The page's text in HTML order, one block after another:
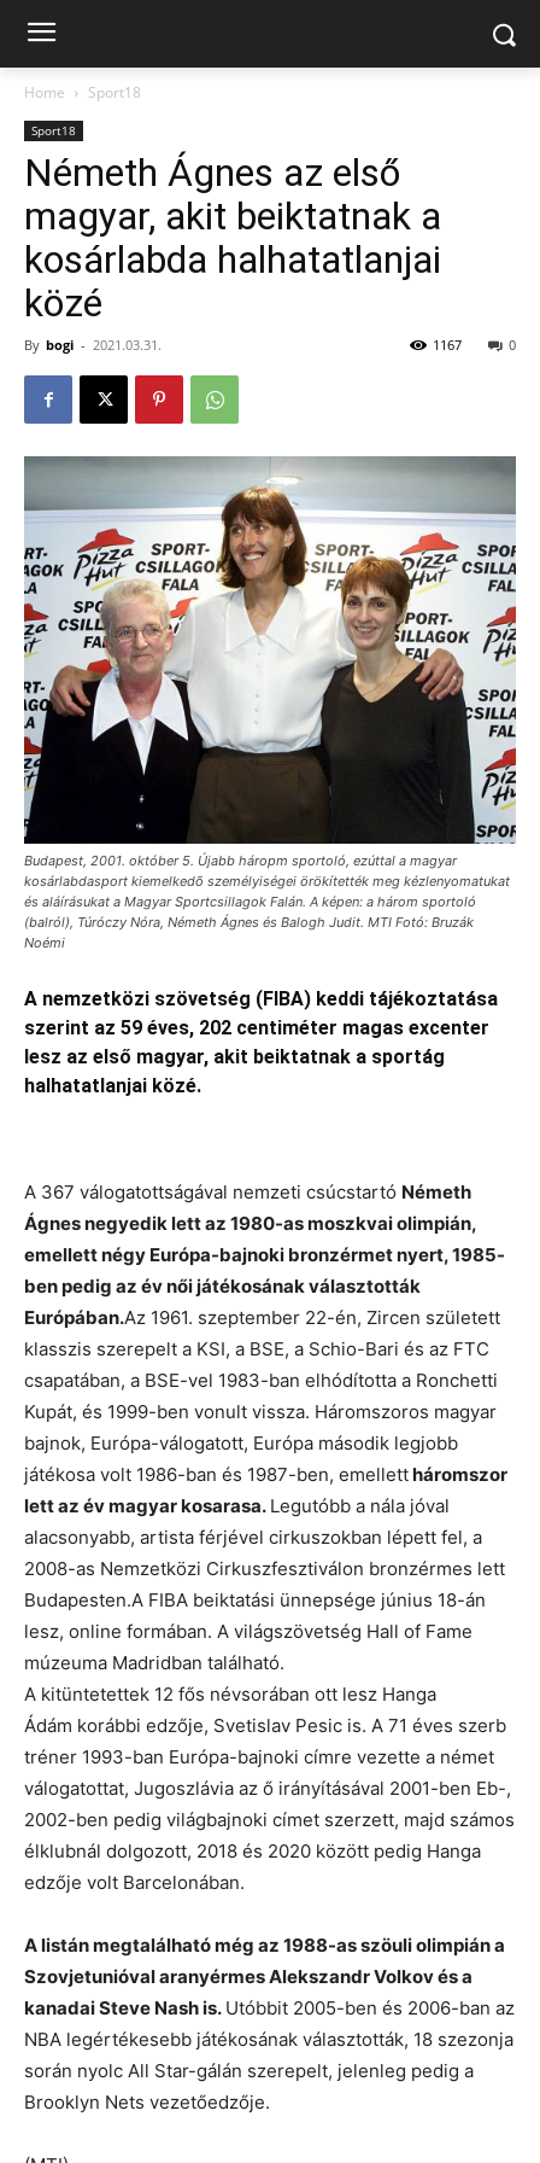
Home Sport18
Sport18
Németh Ágnes az első
magyar, akit beiktatnak a
kosárlabda halhatatlanjai
közé
By bogi - 2021.03.31. 0
1167
Budapest, 2001. október 5. Újabb háropm sportoló, ezúttal a magyar
kosárlabdasport kiemelkedõ személyiségei örökítették meg kézlenyomatukat
és aláírásukat a Magyar Sportcsillagok Falán. A képen: a három sportoló
(balról), Túróczy Nóra, Németh Ágnes és Balogh Judit. MTI Fotó: Bruzák
Noémi
A nemzetközi szövetség (FIBA) keddi tájékoztatása
szerint az 59 éves, 202 centiméter magas excenter
lesz az első magyar, akit beiktatnak a sportág
halhatatlanjai közé.
A 367 válogatottságával nemzeti csúcstartó Németh
Ágnes negyedik lett az 1980-as moszkvai olimpián,
emellett négy Európa-bajnoki bronzérmet nyert, 1985-
ben pedig az év női játékosának választották
Európában.Az 1961. szeptember 22-én, Zircen született
klasszis szerepelt a KSI, a BSE, a Schio-Bari és az FTC
csapatában, a BSE-vel 1983-ban elhódította a Ronchetti
Kupát, és 1999-ben vonult vissza. Háromszoros magyar
bajnok, Európa-válogatott, Európa második legjobb
játékosa volt 1986-ban és 1987-ben, emellettháromszor
lett az év magyar kosarasa. Legutóbb a nála jóval
alacsonyabb, artista férjével cirkuszokban lépett fel, a
2008-as Nemzetközi Cirkuszfesztiválon bronzérmes lett
Budapesten.A FIBA beiktatási ünnepsége június 18-án
lesz, online formában. A világszövetség Hall of Fame
múzeuma Madridban található.
A kitüntetettek 12 fős névsorában ott lesz Hanga
Ádám korábbi edzője, Svetislav Pesic is. A 71 éves szerb
tréner 1993-ban Európa-bajnoki címre vezette a német
válogatottat, Jugoszlávia az ő irányításával 2001-ben Eb-,
2002-ben pedig világbajnoki címet szerzett, majd számos
élklubnál dolgozott, 2018 és 2020 között pedig Hanga
edzője volt Barcelonában.
A listán megtalálható még az 1988-as szöuli olimpián a
Szovjetunióval aranyérmes Alekszandr Volkov és a
kanadai Steve Nash is. Utóbbit 2005-ben és 2006-ban az
NBA legértékesebb játékosának választották, 18 szezonja
során nyolc All Star-gálán szerepelt, jelenleg pedig a
Brooklyn Nets vezetőedzője.